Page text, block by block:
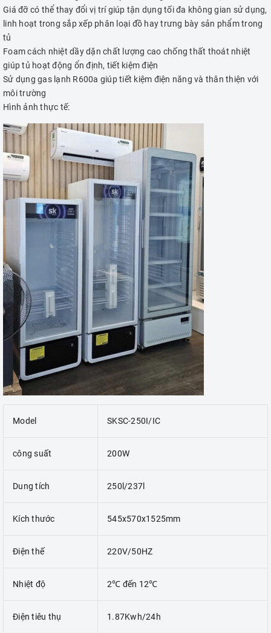
Giá đỡ có thể thay đổi vị trí giúp tận dụng tối đa không gian sử dụng,
linh hoạt trong sắp xếp phân loại đồ hay trưng bày sản phẩm trong
tủ
Foam cách nhiệt dầy dặn chất lượng cao chống thất thoát nhiệt
giúp tủ hoạt động ổn định, tiết kiệm điện
Sử dụng gas lạnh R600a giúp tiết kiệm điện năng và thân thiện với
môi trường
Hình ảnh thực tế:
Model SKSC-250I/IC
công suất 200W
Dung tích 250l/237l
Kích thước 545x570x1525mm
Điện thế 220V/50HZ
Nhiệt độ 2℃ đến 12℃
Điện tiêu thụ 1.87Kwh/24h